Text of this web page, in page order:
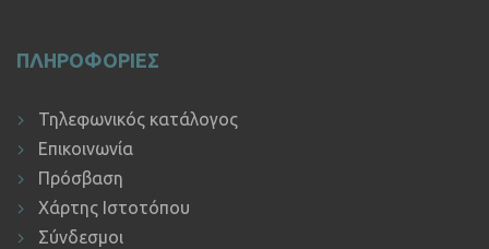
ΠΛΗΡΟΦΟΡΙΕΣ
Τηλεφωνικός κατάλογος
Επικοινωνία
Πρόσβαση
Χάρτης Ιστοτόπου
Σύνδεσμοι